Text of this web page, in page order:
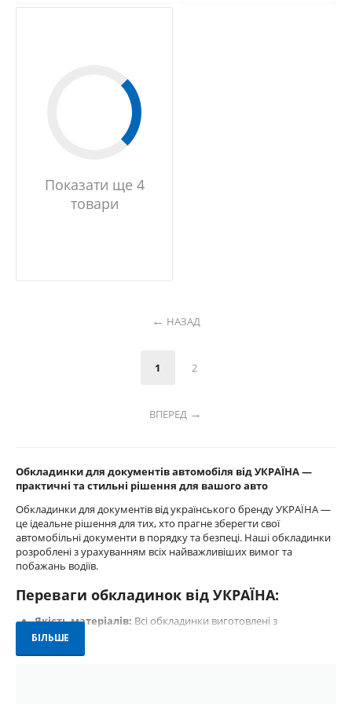
Показати ще 4
товари
НАЗАД
1 2
ВПЕРЕД
Обкладинки для документів автомобіля від УКРАЇНА —
практичні та стильні рішення для вашого авто
Обкладинки для документів від українського бренду УКРАЇНА —
це ідеальне рішення для тих, хто прагне зберегти свої
автомобільні документи в порядку та безпеці. Наші обкладинки
розроблені з урахуванням всіх найважливіших вимог та
побажань водіїв.
Переваги обкладинок від УКРАЇНА:
Якість матеріалів: Всі обкладинки виготовлені з
високоякісних матеріалів, які забезпечують довговічність та
БІЛЬШЕ